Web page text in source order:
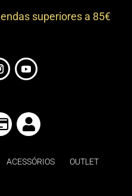
superiores a 85€

ACESSÓRIOS OUTLET